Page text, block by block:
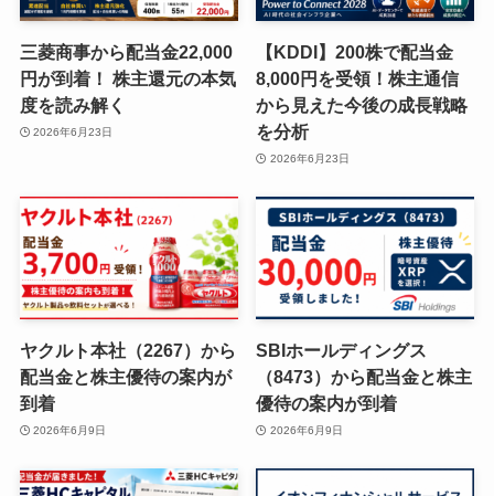
三菱商事から配当金22,000
円が到着！ 株主還元の本気
度を読み解く
2026年6月23日
【KDDI】200株で配当金
8,000円を受領！株主通信
から見えた今後の成長戦略
を分析
2026年6月23日
ヤクルト本社（2267）から
配当金と株主優待の案内が
到着
2026年6月9日
SBIホールディングス
（8473）から配当金と株主
優待の案内が到着
2026年6月9日